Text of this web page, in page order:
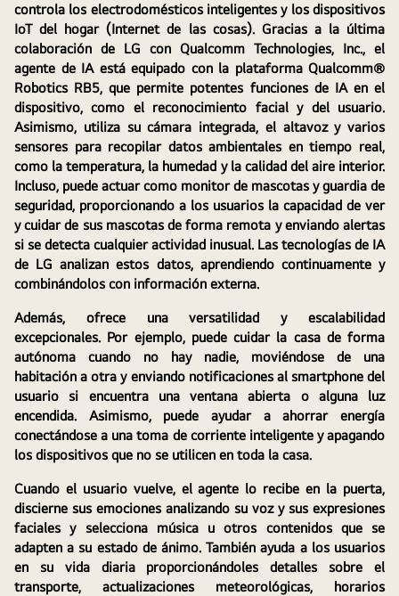
controla los electrodomésticos inteligentes y los dispositivos
IoT del hogar (Internet de las cosas). Gracias a la última
colaboración de LG con Qualcomm Technologies, Inc., el
agente de IA está equipado con la plataforma Qualcomm®
Robotics RB5, que permite potentes funciones de IA en el
dispositivo, como el reconocimiento facial y del usuario.
Asimismo, utiliza su cámara integrada, el altavoz y varios
sensores para recopilar datos ambientales en tiempo real,
como la temperatura, la humedad y la calidad del aire interior.
Incluso, puede actuar como monitor de mascotas y guardia de
seguridad, proporcionando a los usuarios la capacidad de ver
y cuidar de sus mascotas de forma remota y enviando alertas
si se detecta cualquier actividad inusual. Las tecnologías de IA
de LG analizan estos datos, aprendiendo continuamente y
combinándolos con información externa.
Además, ofrece una versatilidad y escalabilidad
excepcionales. Por ejemplo, puede cuidar la casa de forma
autónoma cuando no hay nadie, moviéndose de una
habitación a otra y enviando notificaciones al smartphone del
usuario si encuentra una ventana abierta o alguna luz
encendida. Asimismo, puede ayudar a ahorrar energía
conectándose a una toma de corriente inteligente y apagando
los dispositivos que no se utilicen en toda la casa.
Cuando el usuario vuelve, el agente lo recibe en la puerta,
discierne sus emociones analizando su voz y sus expresiones
faciales y selecciona música u otros contenidos que se
adapten a su estado de ánimo. También ayuda a los usuarios
en su vida diaria proporcionándoles detalles sobre el
transporte, actualizaciones meteorológicas, horarios